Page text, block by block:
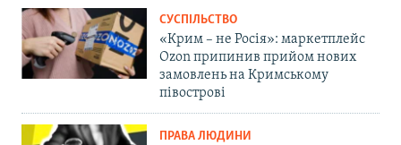
СУСПІЛЬСТВО
«Крим – не Росія»: маркетплейс
Ozon припинив прийом нових
замовлень на Кримському
півострові
ПРАВА ЛЮДИНИ